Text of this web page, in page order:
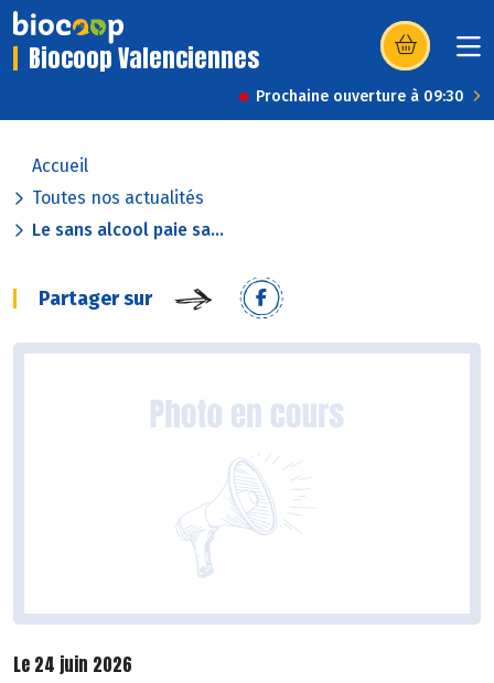
Biocoop Valenciennes (s’ouvre dans
Prochaine ouverture à 09:30
Accueil
Toutes nos actualités
Le sans alcool paie sa...
Partager sur
Le 24 juin 2026